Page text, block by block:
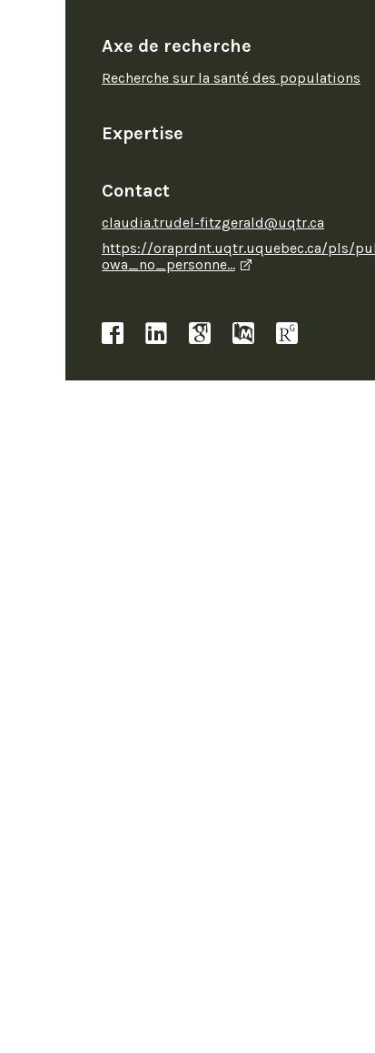
Axe de recherche
Recherche sur la santé des populations
Expertise
Contact
claudia.trudel-fitzgerald@uqtr.ca
https://oraprdnt.uqtr.uquebec.ca/pls/
owa_no_personne…